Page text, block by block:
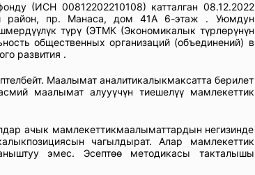
(ИСН 00812202210108) катталган 08.12.2022
район, пр. Манаса, дом 41А 6-этаж . Уюмдун
түрү (ЭТМК (Экономикалык түрлөрүнүн
общественных организаций (объединений) в
развития .
Маалымат аналитикалыкмаксатта берилет
маалымат алууүчүн тиешелүү мамлекеттик
ачык мамлекеттикмаалыматтардын негизинде
чагылдырат. Алар мамлекеттик
эмес. Эсептөө методикасы такталышы